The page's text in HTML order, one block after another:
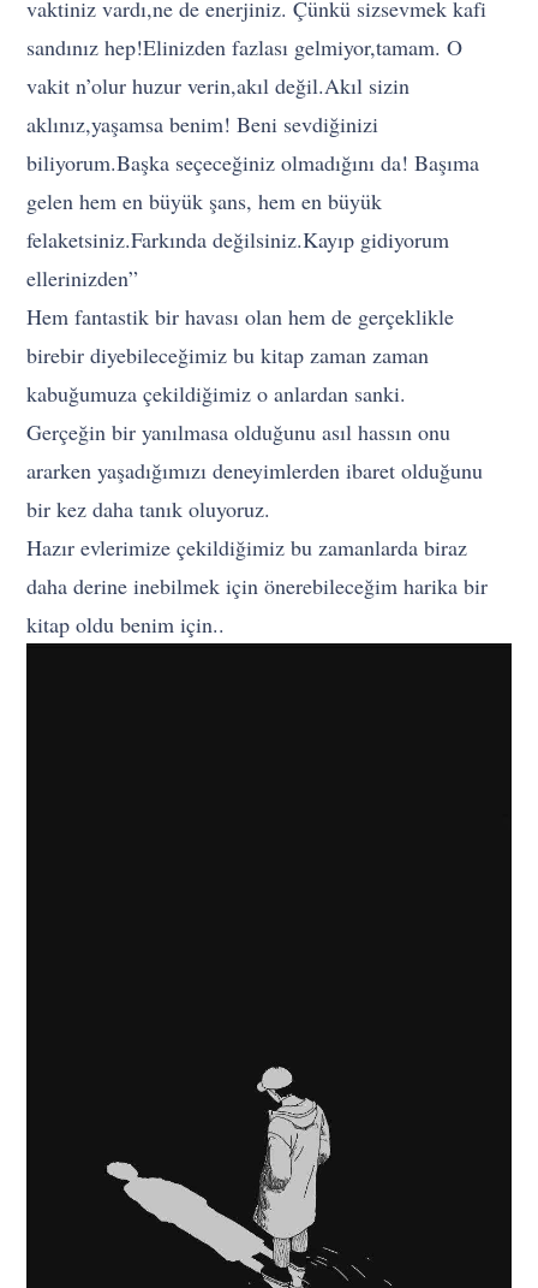
vaktiniz vardı,ne de enerjiniz. Çünkü sizsevmek kafi
sandınız hep!Elinizden fazlası gelmiyor,tamam. O
vakit n’olur huzur verin,akıl değil.Akıl sizin
aklınız,yaşamsa benim! Beni sevdiğinizi
biliyorum.Başka seçeceğiniz olmadığını da! Başıma
gelen hem en büyük şans, hem en büyük
felaketsiniz.Farkında değilsiniz.Kayıp gidiyorum
ellerinizden”
Hem fantastik bir havası olan hem de gerçeklikle
birebir diyebileceğimiz bu kitap zaman zaman
kabuğumuza çekildiğimiz o anlardan sanki.
Gerçeğin bir yanılmasa olduğunu asıl hassın onu
ararken yaşadığımızı deneyimlerden ibaret olduğunu
bir kez daha tanık oluyoruz.
Hazır evlerimize çekildiğimiz bu zamanlarda biraz
daha derine inebilmek için önerebileceğim harika bir
kitap oldu benim için..